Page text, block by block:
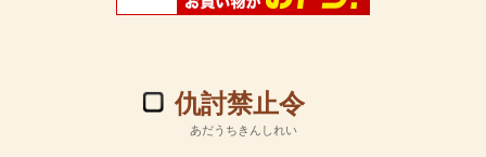
仇討禁止令
あだうちきんしれい